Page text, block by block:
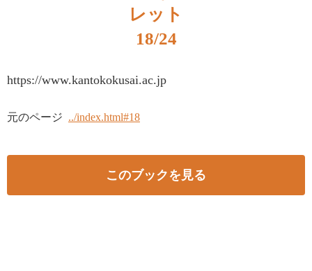
レット
18/24
https://www.kantokokusai.ac.jp
元のページ ../index.html#18
このブックを見る